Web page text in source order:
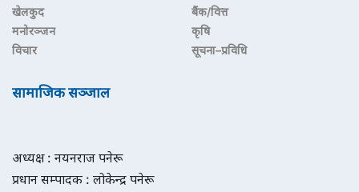
खेलकुद
मनोरञ्जन
विचार
बैंक/वित्त
कृषि
सूचना–प्रविधि
सामाजिक सञ्जाल
अध्यक्ष : नयनराज पनेरू
प्रधान सम्पादक : लोकेन्द्र पनेरू